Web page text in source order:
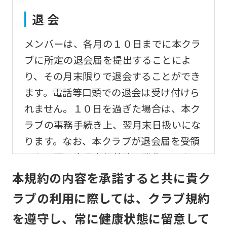
退 会
メンバーは、各月の１０日までに本クラ
ブに所定の退会届を提出することによ
り、その月末限りで退会することができ
ます。電話等口頭での退会は受け付けら
れません。１０日を過ぎた場合は、本ク
ラブの事務手続き上、翌月末日扱いにな
ります。なお、本クラブが退会届を受領
しない限り会費支払義務は発生するもの
とします。
変更事項
本規約の内容を承諾すると共に貴ク
ラブの利用に際しては、クラブ規約
を遵守し、常に健康状態に留意して
to
the
top
page.
However,
if
you
an
automatic
translation